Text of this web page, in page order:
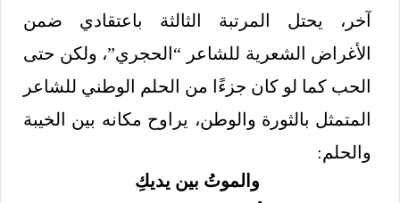
آخر، يحتل المرتبة الثالثة باعتقادي ضمن
الأغراض الشعرية للشاعر “الحجري”، ولكن حتى
الحب كما لو كان جزءًا من الحلم الوطني للشاعر
المتمثل بالثورة والوطن، يراوح مكانه بين الخيبة
والحلم:
والموتُ بين يديكِ